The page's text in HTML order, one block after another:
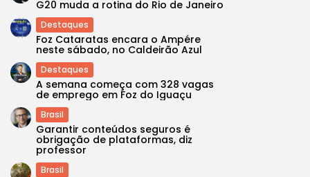
G20 muda a rotina do Rio de Janeiro
Destaques
Foz Cataratas encara o Ampére
neste sábado, no Caldeirão Azul
Destaques
A semana começa com 328 vagas
de emprego em Foz do Iguaçu
Brasil
Garantir conteúdos seguros é
obrigação de plataformas, diz
professor
Brasil